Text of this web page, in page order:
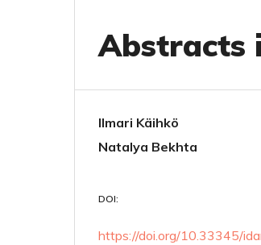
Abstracts
Ilmari Käihkö
Natalya Bekhta
DOI:
https://doi.org/10.33345/